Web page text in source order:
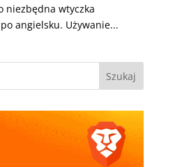
niezbędna wtyczka
angielsku. Używanie...